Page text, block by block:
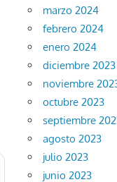
marzo 2024
febrero 2024
enero 2024
diciembre 2023
noviembre
octubre 2023
septiembre
agosto 2023
julio 2023
junio 2023